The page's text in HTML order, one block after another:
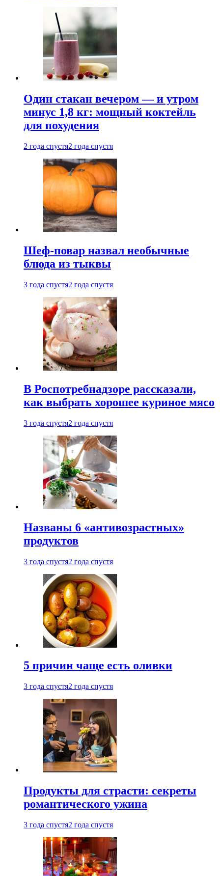
Один стакан вечером — и утром
минус 1,8 кг: мощный коктейль
для похудения
2 года спустя2 года спустя
Шеф-повар назвал необычные
блюда из тыквы
3 года спустя2 года спустя
В Роспотребнадзоре рассказали,
как выбрать хорошее куриное мясо
3 года спустя2 года спустя
Названы 6 «антивозрастных»
продуктов
3 года спустя2 года спустя
5 причин чаще есть оливки
3 года спустя2 года спустя
Продукты для страсти: секреты
романтического ужина
3 года спустя2 года спустя